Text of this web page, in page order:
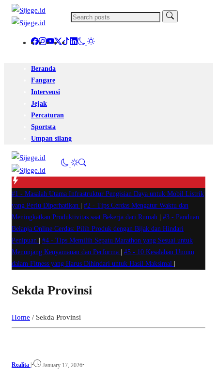
Beranda
Fangare
Intervensi
Jejak
Percaturan
Sportsta
Umpan silang
#1 - Masalah Utama Infrastruktur Pengisian Daya untuk Mobil Listrik
yang Perlu Diperhatikan
#2 - Tips Cerdas Mengatur Waktu dan
Meningkatkan Produktivitas saat Bekerja dari Rumah
#3 - Panduan
Belanja Online Cerdas: Pilih Produk dengan Bijak dan Hindari
Penipuan
#4 - Tips Memilih Sepatu Marathon yang Sesuai untuk
Menunjang Kenyamanan dan Performa
#5 - 10 Kesalahan Umum
dalam Fitness yang Harus Dihindari untuk Hasil Maksimal
Sekda Provinsi
Home / Sekda Provinsi
Realita |• January 17, 2026•